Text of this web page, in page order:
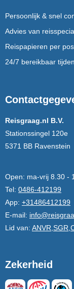
Persoonlijk & snel
Advies van
Reispapieren per
24/7 bereikbaar
Reisgraag.nl B.V.
Stationssingel 120e
5371 BB Ravenstein
Open: ma-vrij 8.30 -
Tel: 0486-412199
App: +31486412199
E-mail:
Lid van:
Zekerheid